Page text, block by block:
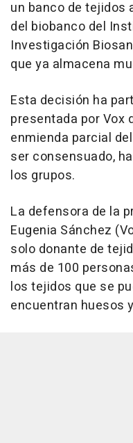
un banco de tejidos
del biobanco del
Investigación
que ya almacena
Esta decisión ha
presentada por Vox
enmienda parcial
ser consensuado,
los grupos.
La defensora de la
Eugenia Sánchez
solo donante de
más de 100
los tejidos que se
encuentran huesos